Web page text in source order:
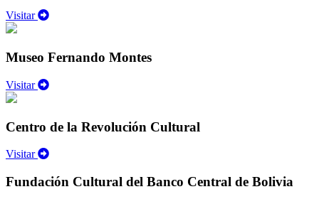
Visitar
Museo Fernando Montes
Visitar
Centro de la Revolución Cultural
Visitar
Fundación Cultural del Banco Central de Bolivia